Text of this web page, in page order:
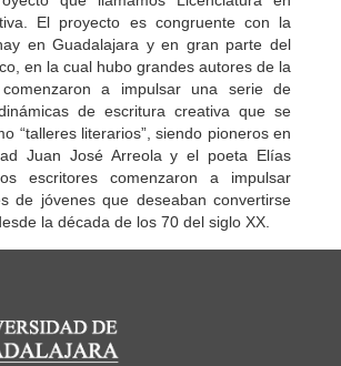
El proyecto es congruente con la
en Guadalajara y en gran parte del
en la cual hubo grandes autores de la
a impulsar una serie de
de escritura creativa que se
“talleres literarios”, siendo pioneros en
Juan José Arreola y el poeta Elías
escritores comenzaron a impulsar
de jóvenes que deseaban convertirse
la década de los 70 del siglo XX.
del portal